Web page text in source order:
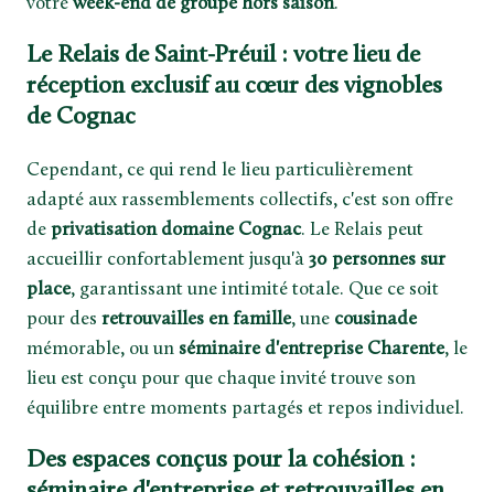
votre week-end de groupe hors saison.
Le Relais de Saint-Préuil : votre lieu de
réception exclusif au cœur des vignobles
de Cognac
Cependant, ce qui rend le lieu particulièrement
adapté aux rassemblements collectifs, c'est son offre
de privatisation domaine Cognac. Le Relais peut
accueillir confortablement jusqu'à 30 personnes sur
place, garantissant une intimité totale. Que ce soit
pour des retrouvailles en famille, une cousinade
mémorable, ou un séminaire d'entreprise Charente, le
lieu est conçu pour que chaque invité trouve son
équilibre entre moments partagés et repos individuel.
Des espaces conçus pour la cohésion :